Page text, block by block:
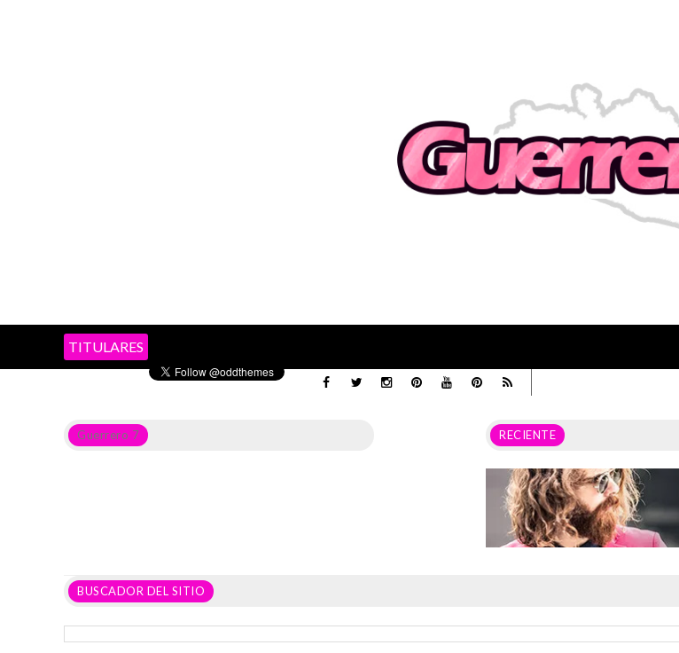
TITULARES
Guerrero 7 RECIENTE
BUSCADOR DEL SITIO